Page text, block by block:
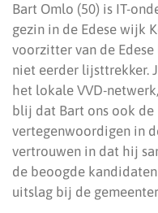
Bart Omlo (50) is IT-
gezin in de Edese wijk
voorzitter van de
niet eerder lijsttrekker.
het lokale VVD-
blij dat Bart ons ook
vertegenwoordigen in
vertrouwen in dat hij
de beoogde
uitslag bij de